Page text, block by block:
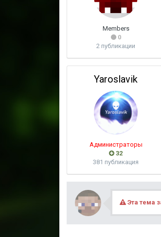
Members
0
2 публикации
Yaroslavik
Администраторы
32
381 публикация
Эта тема